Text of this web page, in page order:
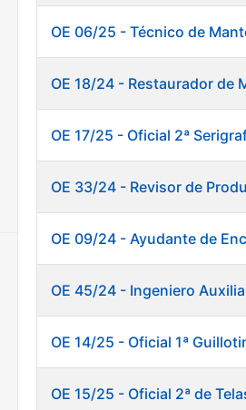
Mostrar/Ocultar
Mostrar/Ocultar
Mostrar/Ocultar
OE 06/25 - Técnico de
OE 18/24 - Restaurador de
OE 17/25 - Oficial 2ª
OE 33/24 - Revisor de
OE 09/24 - Ayudante de
OE 45/24 - Ingeniero
OE 14/25 - Oficial 1ª
OE 15/25 - Oficial 2ª de